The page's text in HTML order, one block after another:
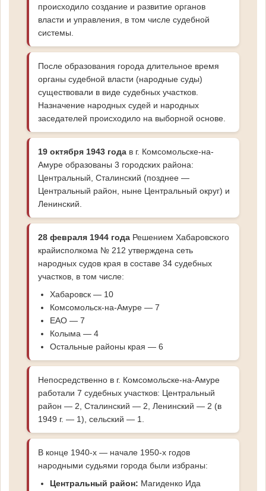
происходило создание и развитие органов
власти и управления, в том числе судебной
системы.
После образования города длительное время
органы судебной власти (народные суды)
существовали в виде судебных участков.
Назначение народных судей и народных
заседателей происходило на выборной основе.
19 октября 1943 года в г. Комсомольске-на-
Амуре образованы 3 городских района:
Центральный, Сталинский (позднее —
Центральный район, ныне Центральный округ) и
Ленинский.
28 февраля 1944 года Решением Хабаровского
крайисполкома № 212 утверждена сеть
народных судов края в составе 34 судебных
участков, в том числе:
Хабаровск — 10
Комсомольск-на-Амуре — 7
ЕАО — 7
Колыма — 4
Остальные районы края — 6
Непосредственно в г. Комсомольске-на-Амуре
работали 7 судебных участков: Центральный
район — 2, Сталинский — 2, Ленинский — 2 (в
1949 г. — 1), сельский — 1.
В конце 1940-х — начале 1950-х годов
народными судьями города были избраны:
Центральный район: Магиденко Ида